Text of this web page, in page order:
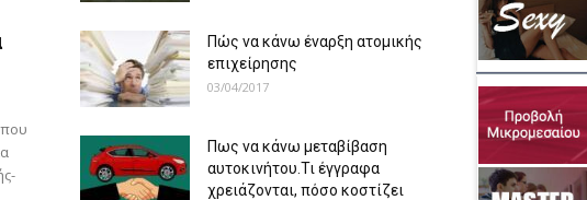
Πώς να κάνω έναρξη ατομικής
επιχείρησης
03/04/2017
Πως να κάνω μεταβίβαση
αυτοκινήτου.Τι έγγραφα
χρειάζονται, πόσο κοστίζει